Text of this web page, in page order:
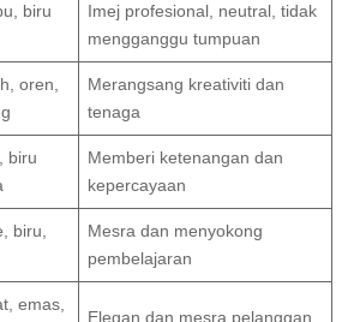
biru
Imej profesional, neutral, tidak
mengganggu tumpuan
oren,
Merangsang kreativiti dan
tenaga
biru
Memberi ketenangan dan
kepercayaan
biru,
Mesra dan menyokong
pembelajaran
emas,
Elegan dan mesra pelanggan